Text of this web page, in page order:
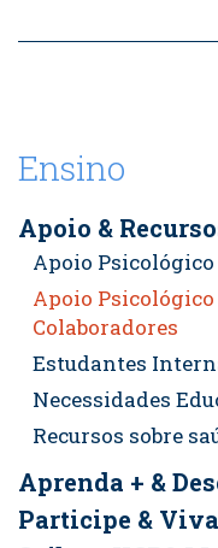
Ensino
Apoio &
Apoio
Apoio
Colaboradores
Estudantes
Necessidades
Recursos sobre
Aprenda + &
Participe &